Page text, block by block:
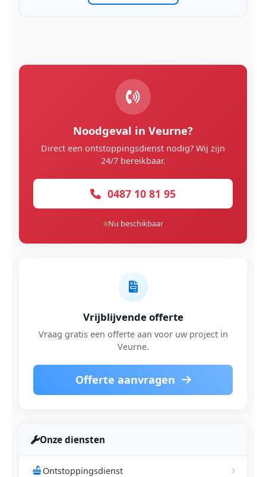
Noodgeval in Veurne?
Direct een ontstoppingsdienst nodig? Wij zijn
24/7 bereikbaar.
0487 10 81 95
Nu beschikbaar
Vrijblijvende offerte
Vraag gratis een offerte aan voor uw project in
Veurne.
Offerte aanvragen
Onze diensten
Ontstoppingsdienst